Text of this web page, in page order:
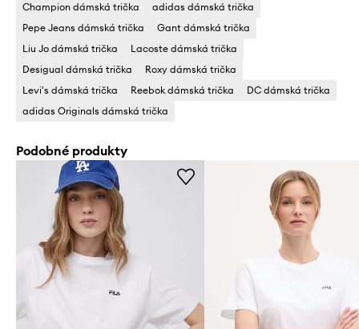
Champion dámská trička
adidas dámská trička
Pepe Jeans dámská trička
Gant dámská trička
Liu Jo dámská trička
Lacoste dámská trička
Desigual dámská trička
Roxy dámská trička
Levi's dámská trička
Reebok dámská trička
DC dámská trička
adidas Originals dámská trička
Podobné produkty